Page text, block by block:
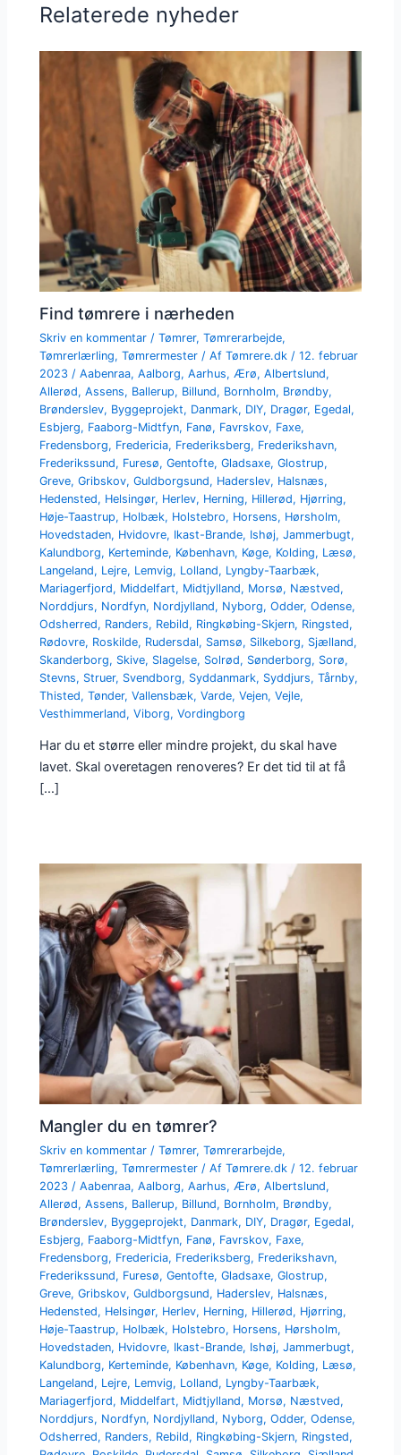
Relaterede nyheder
Find tømrere i nærheden
Skriv en kommentar /Tømrer,Tømrerarbejde,
Tømrerlærling,Tømrermester / AfTømrere.dk /12. februar
2023 /Aabenraa,Aalborg,Aarhus, Ærø,Albertslund,
Allerød,Assens, Ballerup, Billund, Bornholm, Brøndby,
Brønderslev, Byggeprojekt, Danmark, DIY, Dragør, Egedal,
Esbjerg, Faaborg-Midtfyn, Fanø, Favrskov, Faxe,
Fredensborg, Fredericia, Frederiksberg, Frederikshavn,
Frederikssund, Furesø,Gentofte,Gladsaxe,Glostrup,
Greve,Gribskov,Guldborgsund, Haderslev, Halsnæs,
Hedensted, Helsingør, Herlev, Herning, Hillerød, Hjørring,
Høje-Taastrup, Holbæk, Holstebro, Horsens, Hørsholm,
Hovedstaden, Hvidovre, Ikast-Brande, Ishøj,Jammerbugt,
Kalundborg, Kerteminde, København, Køge, Kolding, Læsø,
Langeland, Lejre, Lemvig, Lolland, Lyngby-Taarbæk,
Mariagerfjord, Middelfart, Midtjylland, Morsø, Næstved,
Norddjurs, Nordfyn, Nordjylland, Nyborg,Odder,Odense,
Odsherred, Randers, Rebild, Ringkøbing-Skjern, Ringsted,
Rødovre, Roskilde, Rudersdal, Samsø, Silkeborg, Sjælland,
Skanderborg, Skive, Slagelse, Solrød, Sønderborg, Sorø,
Stevns, Struer, Svendborg, Syddanmark, Syddjurs,Tårnby,
Thisted,Tønder,Vallensbæk,Varde,Vejen,Vejle,
Vesthimmerland,Viborg,Vordingborg
Har du et større eller mindre projekt, du skal have
lavet. Skal overetagen renoveres? Er det tid til at få
[…]
Mangler du en tømrer?
Skriv en kommentar /Tømrer,Tømrerarbejde,
Tømrerlærling,Tømrermester / AfTømrere.dk/12. februar
2023/Aabenraa,Aalborg,Aarhus,Ærø,Albertslund,
Allerød,Assens, Ballerup, Billund, Bornholm, Brøndby,
Brønderslev, Byggeprojekt, Danmark, DIY, Dragør, Egedal,
Esbjerg, Faaborg-Midtfyn, Fanø, Favrskov, Faxe,
Fredensborg, Fredericia, Frederiksberg, Frederikshavn,
Frederikssund, Furesø,Gentofte,Gladsaxe,Glostrup,
Greve,Gribskov,Guldborgsund, Haderslev, Halsnæs,
Hedensted, Helsingør, Herlev, Herning, Hillerød, Hjørring,
Høje-Taastrup, Holbæk, Holstebro, Horsens, Hørsholm,
Hovedstaden, Hvidovre, Ikast-Brande, Ishøj,Jammerbugt,
Kalundborg, Kerteminde, København, Køge, Kolding, Læsø,
Langeland, Lejre, Lemvig, Lolland, Lyngby-Taarbæk,
Mariagerfjord, Middelfart, Midtjylland, Morsø, Næstved,
Norddjurs, Nordfyn, Nordjylland, Nyborg,Odder,Odense,
Odsherred, Randers, Rebild, Ringkøbing-Skjern, Ringsted,